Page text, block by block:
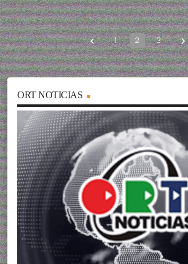
navigate_before 1 2 3
ORT NOTICIAS